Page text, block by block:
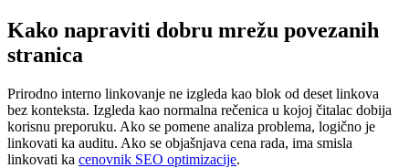
Kako napraviti dobru mrežu povezanih
stranica
Prirodno interno linkovanje ne izgleda kao blok od deset linkova
bez konteksta. Izgleda kao normalna rečenica u kojoj čitalac dobija
korisnu preporuku. Ako se pomene analiza problema, logično je
linkovati ka auditu. Ako se objašnjava cena rada, ima smisla
linkovati ka cenovnik SEO optimizacije.